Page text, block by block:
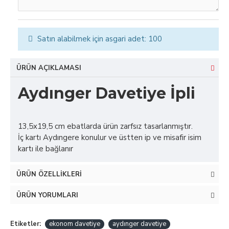
Satın alabilmek için asgari adet: 100
ÜRÜN AÇIKLAMASI
Aydınger Davetiye İpli
13,5x19,5 cm ebatlarda ürün zarfsız tasarlanmıştır.
İç kartı Aydıngere konulur ve üstten ip ve misafir isim
kartı ile bağlanır
ÜRÜN ÖZELLIKLERI
ÜRÜN YORUMLARI
Etiketler: ekonom davetiye aydınger davetiye